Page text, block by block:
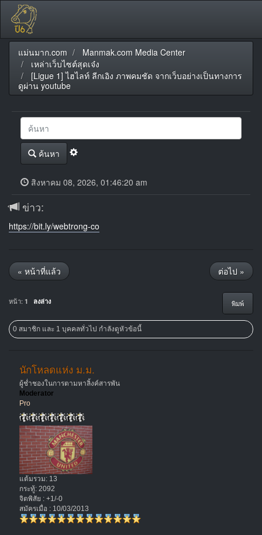
แม่นมาก.com
Manmak.com Media Center
เหล่าเว็บไซต์สุดเจ๋ง
[Ligue 1] ไฮไลท์ ลีกเอิง ภาพคมชัด จากเว็บอย่างเป็นทางการ
ดูผ่าน youtube
ค้นหา
สิงหาคม 08, 2026, 01:46:20 am
ข่าว:
https://bit.ly/webtrong-co
« หน้าที่แล้ว ต่อไป »
พิมพ์
หน้า: 1 ลงล่าง
0 สมาชิก และ 1 บุคคลทั่วไป กำลังดูหัวข้อนี้
นักโหลดแห่ง ม.ม.
ผู้ช่ำชองในการตามหาลิ้งค์สารพัน
Moderator
Pro
แต้มรวม: 13
กระทู้: 2092
จิตพิสัย : +1/-0
สมัครเมื่อ : 10/03/2013